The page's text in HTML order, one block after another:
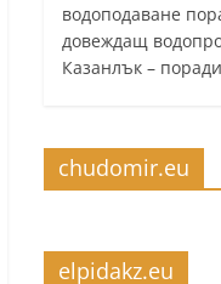
водоподаване
довеждащ
Казанлък –
chudomir.eu
elpidakz.eu